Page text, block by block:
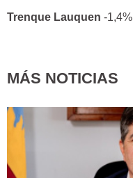
Trenque Lauquen -1,4%
MÁS NOTICIAS